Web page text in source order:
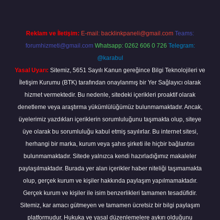
Reklam ve İletişim: E-mail: backlinkpaneli@gmail.com Teams:
forumhizmeti@gmail.com Whatsapp: 0262 606 0 726 Telegram:
@karabul
Yasal Uyarı: Sitemiz, 5651 Sayılı Kanun gereğince Bilgi Teknolojileri ve
İletişim Kurumu (BTK) tarafından onaylanmış bir Yer Sağlayıcı olarak
hizmet vermektedir. Bu nedenle, sitedeki içerikleri proaktif olarak
denetleme veya araştırma yükümlülüğümüz bulunmamaktadır. Ancak,
üyelerimiz yazdıkları içeriklerin sorumluluğunu taşımakta olup, siteye
üye olarak bu sorumluluğu kabul etmiş sayılırlar. Bu internet sitesi,
herhangi bir marka, kurum veya şahıs şirketi ile hiçbir bağlantısı
bulunmamaktadır. Sitede yalnızca kendi hazırladığımız makaleler
paylaşılmaktadır. Burada yer alan içerikler haber niteliği taşımamakta
olup, gerçek kurum ve kişiler hakkında paylaşım yapılmamaktadır.
Gerçek kurum ve kişiler ile isim benzerlikleri tamamen tesadüfidir.
Sitemiz, kar amacı gütmeyen ve tamamen ücretsiz bir bilgi paylaşım
platformudur. Hukuka ve yasal düzenlemelere aykırı olduğunu